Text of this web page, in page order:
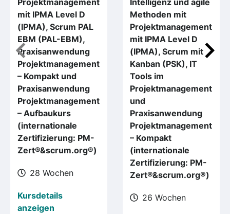
Projektmanagement
mit IPMA Level D
(IPMA), Scrum PAL
EBM (PAL-EBM),
Praxisanwendung
Projektmanagement
– Kompakt und
Praxisanwendung
Projektmanagement
– Aufbaukurs
(internationale
Zertifizierung: PM-
Zert®&scrum.org®)
28 Wochen
Kursdetails
anzeigen
Intelligenz und agile
Methoden mit
Projektmanagement
mit IPMA Level D
(IPMA), Scrum mit
Kanban (PSK), IT
Tools im
Projektmanagement
und
Praxisanwendung
Projektmanagement
– Kompakt
(internationale
Zertifizierung: PM-
Zert®&scrum.org®)
26 Wochen